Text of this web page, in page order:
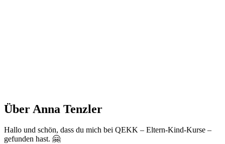
Über Anna Tenzler
Hallo und schön, dass du mich bei QEKK – Eltern-Kind-Kurse –
gefunden hast. 🤗